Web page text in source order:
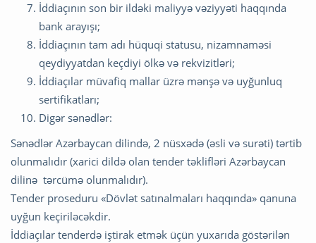
İddiaçının son bir ildəki maliyyə vəziyyəti haqqında
bank arayışı;
İddiaçının tam adı hüquqi statusu, nizamnaməsi
qeydiyyatdan keçdiyi ölkə və rekvizitləri;
İddiaçılar müvafiq mallar üzrə mənşə və uyğunluq
sertifikatları;
Digər sənədlər:
Sənədlər Azərbaycan dilində, 2 nüsxədə (əsli və surəti) tərtib
olunmalıdır (xarici dildə olan tender təklifləri Azərbaycan
dilinə tərcümə olunmalıdır).
Tender proseduru «Dövlət satınalmaları haqqında» qanuna
uyğun keçiriləcəkdir.
İddiaçılar tenderdə iştirak etmək üçün yuxarıda göstərilən